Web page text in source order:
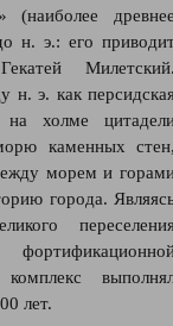
(наиболее
н. э.: его
н. э. как
на холме
каменных
морем и
города.
лет.